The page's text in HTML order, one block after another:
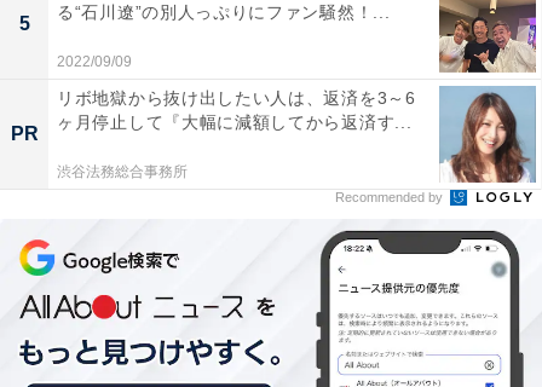
5
る“石川遼”の別人っぷりにファン騒然！...
2022/09/09
PR
リボ地獄から抜け出したい人は、返済を3～6
ヶ月停止して『大幅に減額してから返済す...
渋谷法務総合事務所
Recommended by